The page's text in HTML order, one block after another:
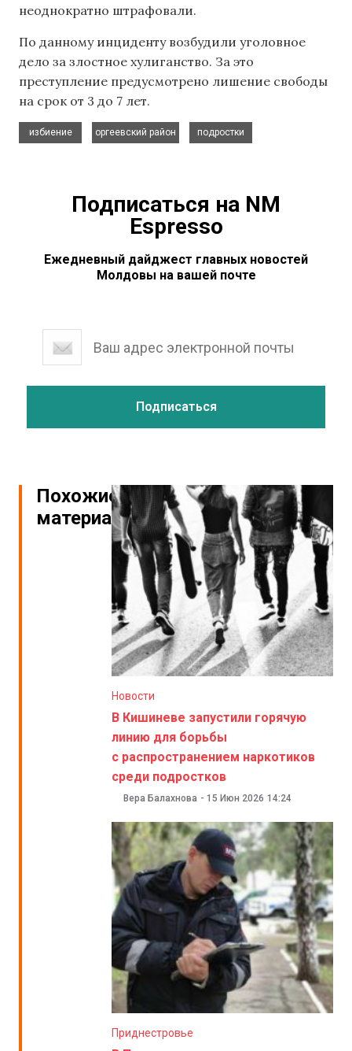
неоднократно штрафовали.
По данному инциденту возбудили уголовное
дело за злостное хулиганство. За это
преступление предусмотрено лишение свободы
на срок от 3 до 7 лет.
избиение
оргеевский район
подростки
Подписаться на NM
Espresso
Ежедневный дайджест главных новостей
Молдовы на вашей почте
Похожие
материалы
Новости
В Кишиневе запустили горячую
линию для борьбы
с распространением наркотиков
среди подростков
Вера Балахнова - 15 Июн 2026 14:24
Приднестровье